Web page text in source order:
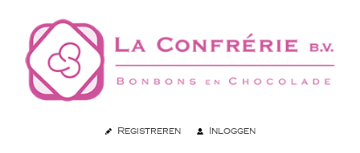
Registreren Inloggen